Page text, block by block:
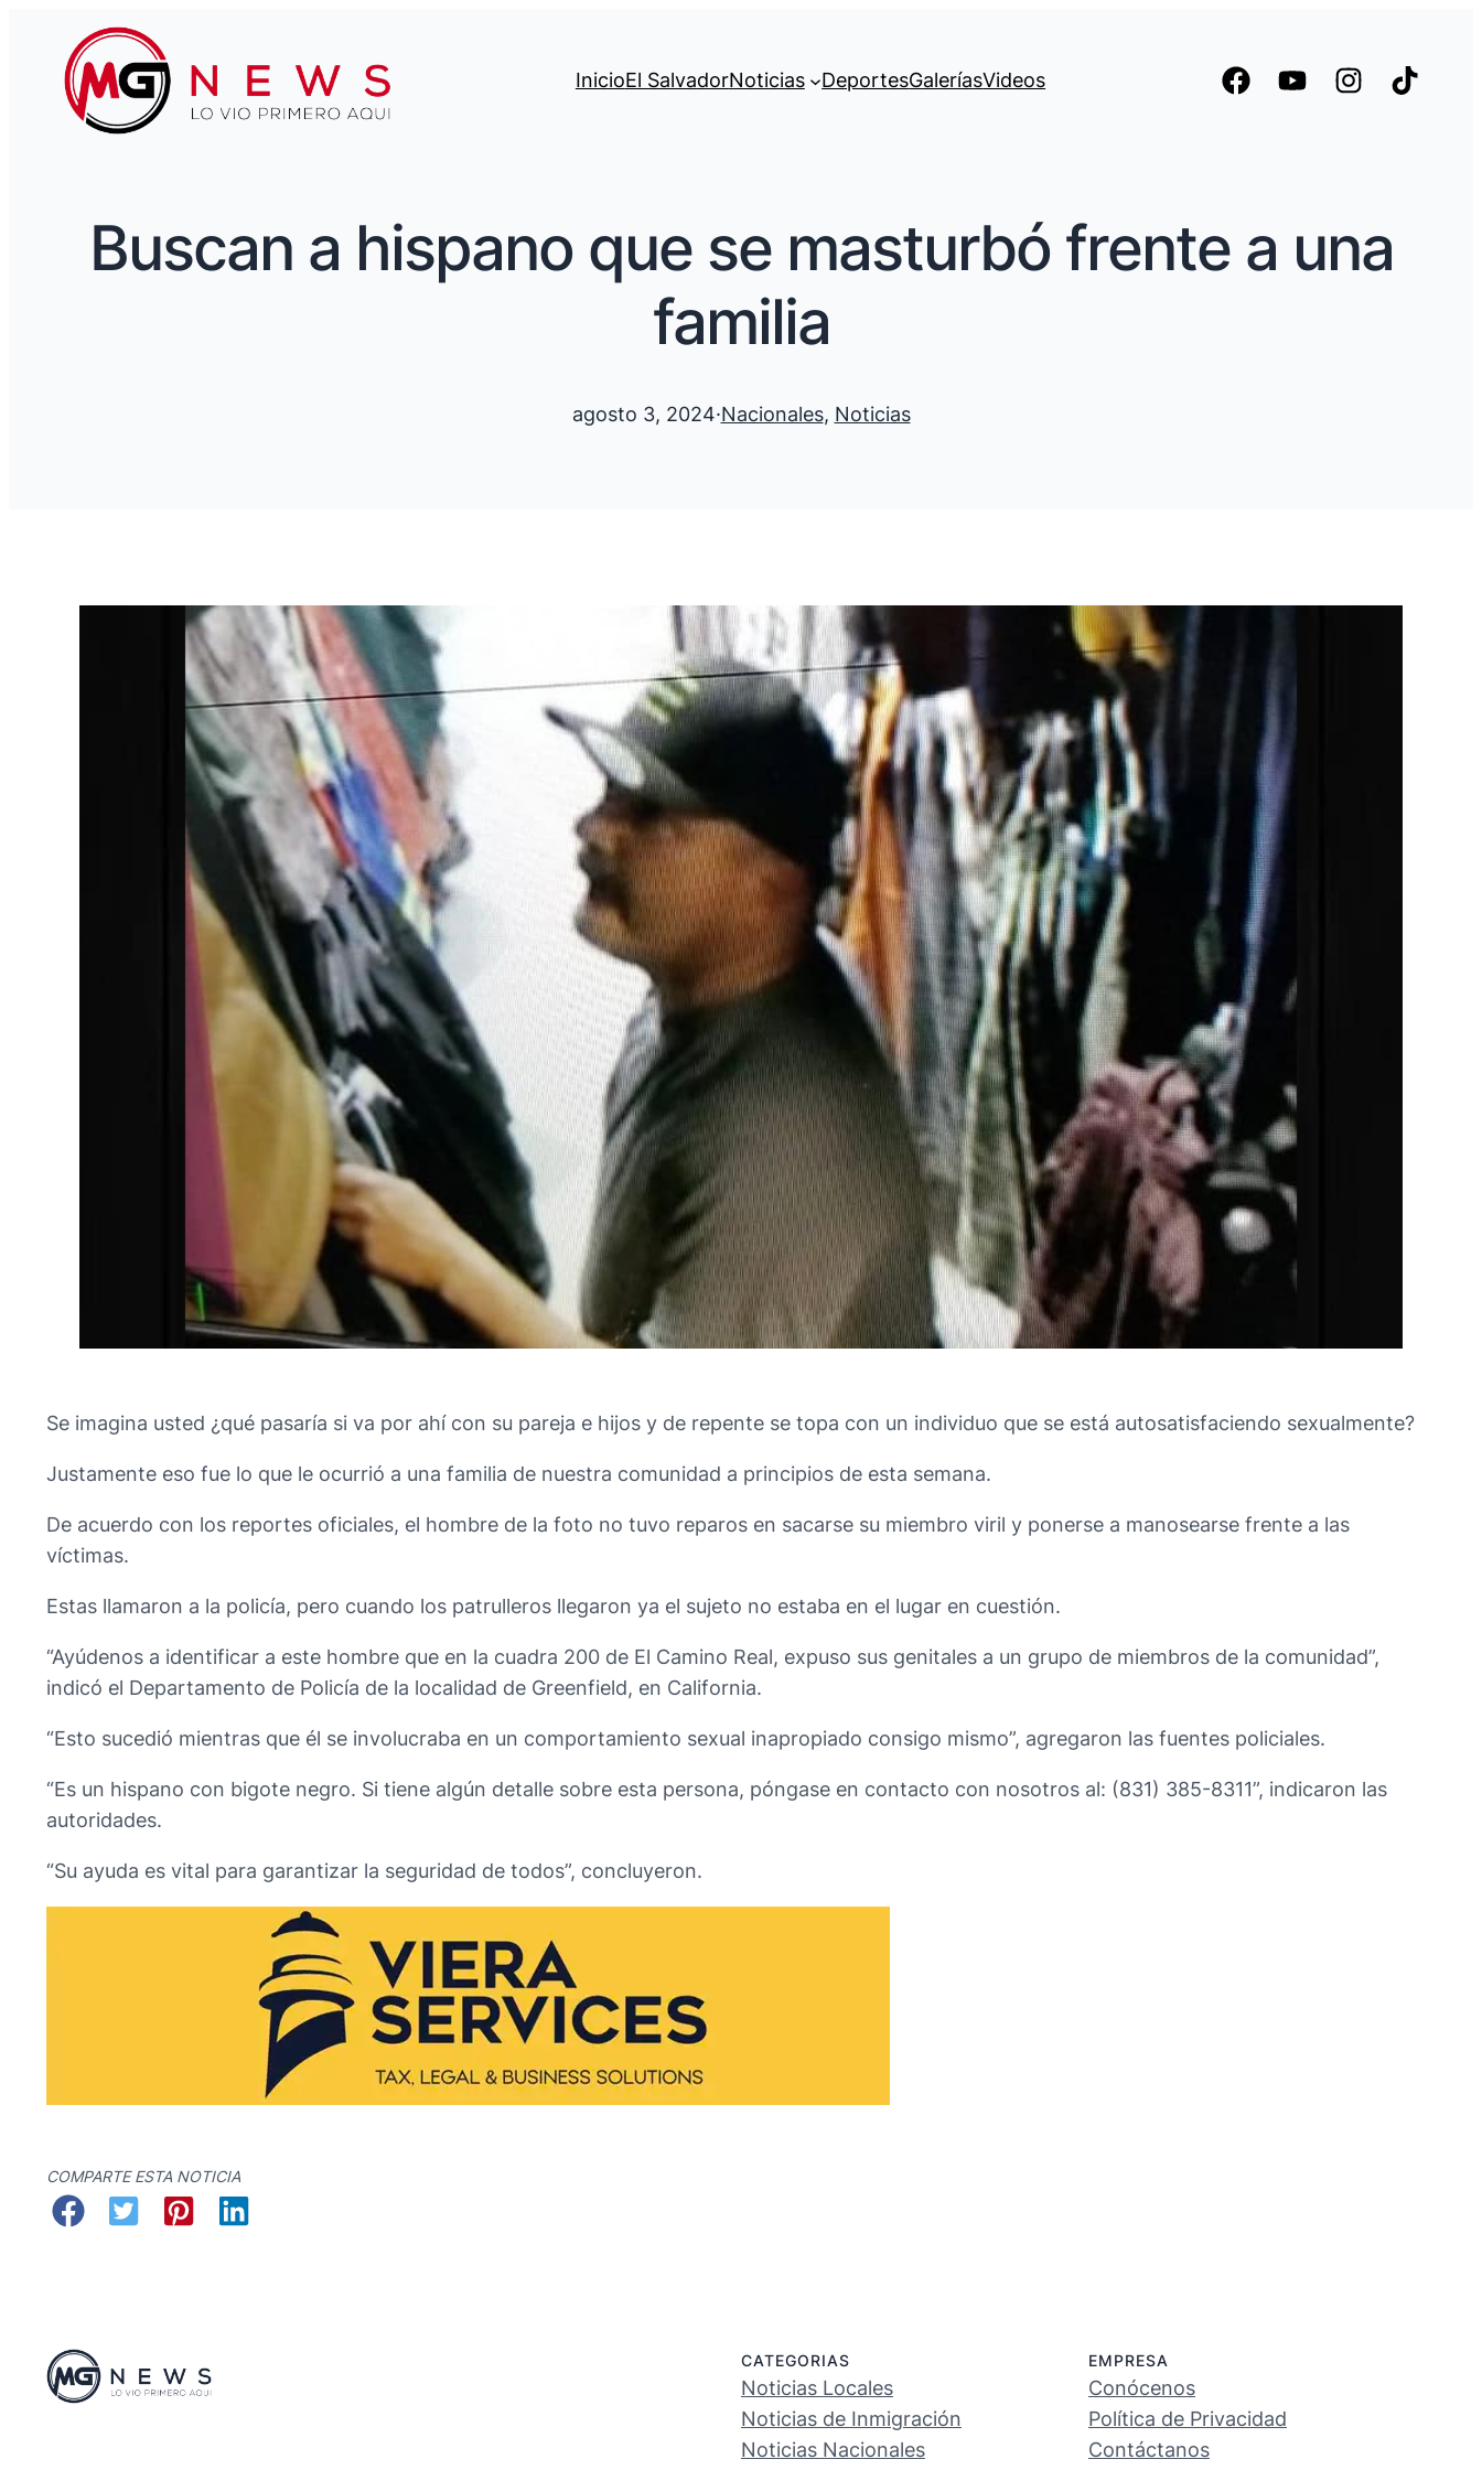
InicioEl SalvadorNoticias DeportesGaleríasVideos
Buscan a hispano que se masturbó frente a una
familia
agosto 3, 2024·Nacionales, Noticias
Se imagina usted ¿qué pasaría si va por ahí con su pareja e hijos y de repente se topa con un individuo que se está autosatisfaciendo sexualmente?
Justamente eso fue lo que le ocurrió a una familia de nuestra comunidad a principios de esta semana.
De acuerdo con los reportes oficiales, el hombre de la foto no tuvo reparos en sacarse su miembro viril y ponerse a manosearse frente a las
víctimas.
Estas llamaron a la policía, pero cuando los patrulleros llegaron ya el sujeto no estaba en el lugar en cuestión.
“Ayúdenos a identificar a este hombre que en la cuadra 200 de El Camino Real, expuso sus genitales a un grupo de miembros de la comunidad”,
indicó el Departamento de Policía de la localidad de Greenfield, en California.
“Esto sucedió mientras que él se involucraba en un comportamiento sexual inapropiado consigo mismo”, agregaron las fuentes policiales.
“Es un hispano con bigote negro. Si tiene algún detalle sobre esta persona, póngase en contacto con nosotros al: (831) 385-8311”, indicaron las
autoridades.
“Su ayuda es vital para garantizar la seguridad de todos”, concluyeron.
COMPARTE ESTA NOTICIA
CATEGORIAS
Noticias Locales
Noticias de Inmigración
Noticias Nacionales
EMPRESA
Conócenos
Política de Privacidad
Contáctanos